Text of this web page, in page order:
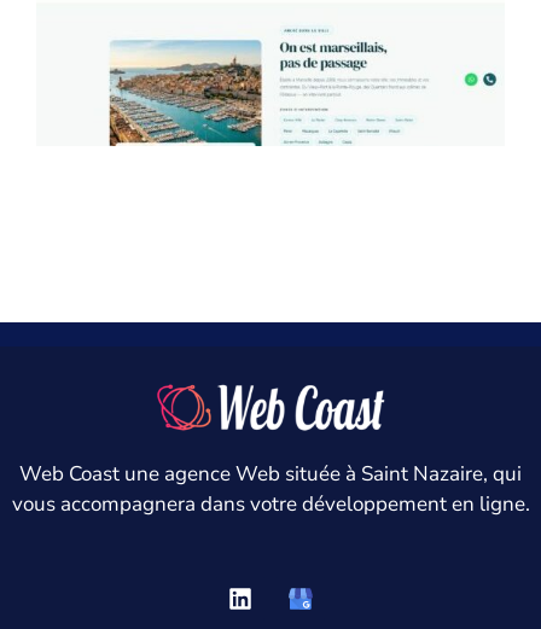
Web Coast une agence Web située à Saint Nazaire, qui
vous accompagnera dans votre développement en ligne.